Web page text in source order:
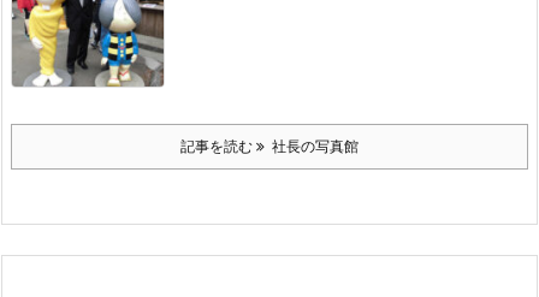
記事を読む 社長の写真館